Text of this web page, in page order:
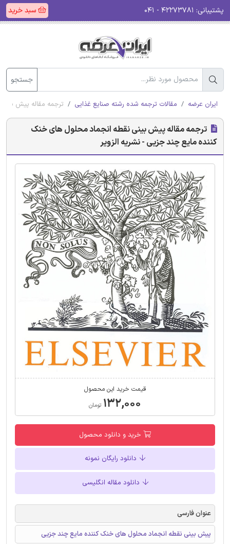
پشتیبانی: سبد خرید
جستجو
ایران عرضه مقالات ترجمه شده رشته صنایع غذایی ترجمه مقاله پیش
ترجمه مقاله پیش بینی نقطه انجماد محلول های خنک
کننده مایع چند جزیی - نشریه الزویر
قیمت خرید این محصول
۱۳۲,۰۰۰ تومان
خرید و دانلود محصول
دانلود رایگان نمونه
دانلود مقاله انگلیسی
عنوان فارسی
پیش بینی نقطه انجماد محلول های خنک کننده مایع چند جزیی